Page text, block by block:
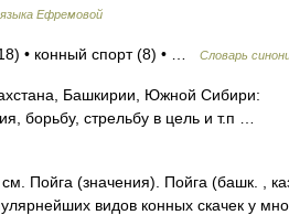
Ефремовой
• конный спорт (8) • … Словарь
Башкирии, Южной Сибири:
борьбу, стрельбу в цель и т.п …
Пойга (значения). Пойга (башк. ,
видов конных скачек у